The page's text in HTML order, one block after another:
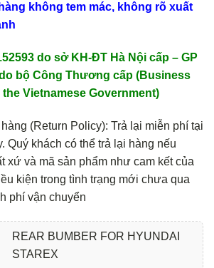
không tem mác, không rõ xuất
do sở KH-ĐT Hà Nội cấp – GP
bộ Công Thương cấp (Business
Vietnamese Government)
(Return Policy): Trả lại miễn phí tại
Quý khách có thể trả lại hàng nếu
xứ và mã sản phẩm như cam kết của
kiện trong tình trạng mới chưa qua
phí vận chuyển
REAR BUMBER FOR HYUNDAI
STAREX